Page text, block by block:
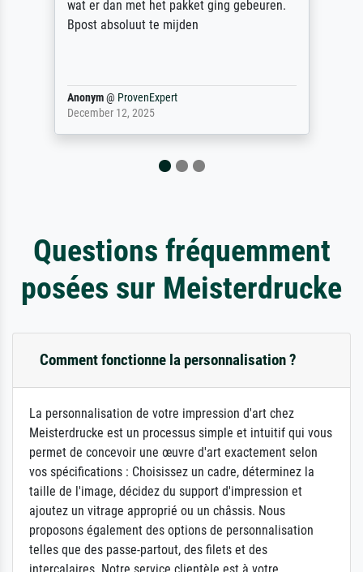
er dan met het pakket ging gebeuren.
absoluut te mijden
ProvenExpert
12, 2025
Questions fréquemment
posées sur Meisterdrucke
Comment fonctionne la personnalisation ?
La personnalisation de votre impression d'art chez
Meisterdrucke est un processus simple et intuitif qui vous
permet de concevoir une œuvre d'art exactement selon
vos spécifications : Choisissez un cadre, déterminez la
taille de l'image, décidez du support d'impression et
ajoutez un vitrage approprié ou un châssis. Nous
proposons également des options de personnalisation
telles que des passe-partout, des filets et des